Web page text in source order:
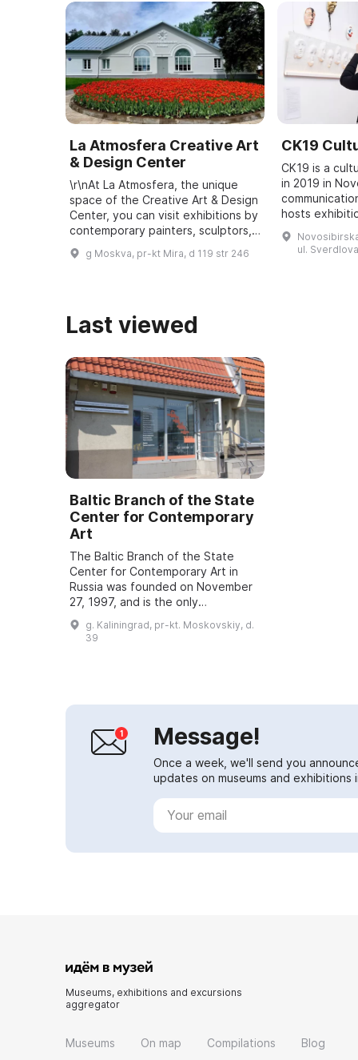
La Atmosfera Creative Art
& Design Center
\r\nAt La Atmosfera, the unique
space of the Creative Art & Design
Center, you can visit exhibitions by
contemporary painters, sculptors,
and photographers, and attend
lectures on art, design, archite ...
g Moskva, pr-kt Mira, d 119 str 246
CK19
CK19 is a
in 2019 in
hosts
music
curatorial
ul.
Last viewed
Baltic Branch of the State
Center for Contemporary
Art
The Baltic Branch of the State
Center for Contemporary Art in
Russia was founded on November
27, 1997, and is the only
organization in the Kaliningrad
Oblast that provides space for
g. Kaliningrad, pr-kt. Moskovskiy, d.
39
Message!
Once a week, we'll send you
updates on museums and
Museums, exhibitions and excursions
aggregator
Museums On map Compilations Blog